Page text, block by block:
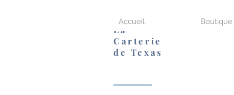
La
Carterie
de Texas
Accueil Boutique